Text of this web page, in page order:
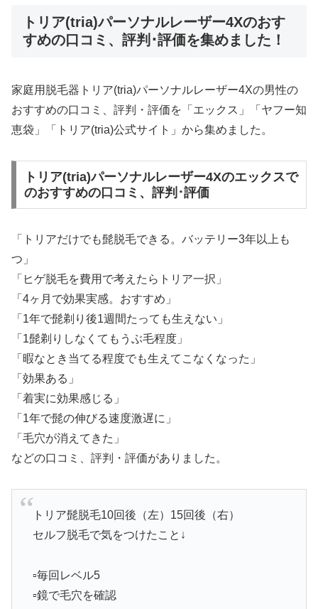
トリア(tria)パーソナルレーザー4Xのおす
すめの口コミ、評判･評価を集めました！
家庭用脱毛器トリア(tria)パーソナルレーザー4Xの男性の
おすすめの口コミ、評判・評価を「エックス」「ヤフー知
恵袋」「トリア(tria)公式サイト」から集めました。
トリア(tria)パーソナルレーザー4Xのエックスで
のおすすめの口コミ、評判･評価
「トリアだけでも髭脱毛できる。バッテリー3年以上も
つ」
「ヒゲ脱毛を費用で考えたらトリア一択」
「4ヶ月で効果実感。おすすめ」
「1年で髭剃り後1週間たっても生えない」
「1髭剃りしなくてもうぶ毛程度」
「暇なとき当てる程度でも生えてこなくなった」
「効果ある」
「着実に効果感じる」
「1年で髭の伸びる速度激遅に」
「毛穴が消えてきた」
などの口コミ、評判・評価がありました。
トリア髭脱毛10回後（左）15回後（右）
セルフ脱毛で気をつけたこと↓
▫️毎回レベル5
▫️鏡で毛穴を確認